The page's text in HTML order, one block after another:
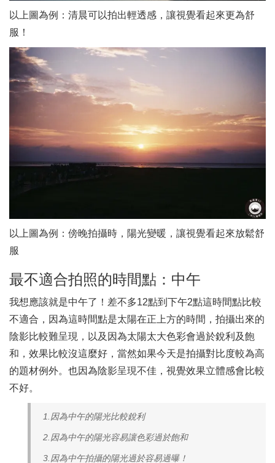
以上圖為例：清晨可以拍出輕透感，讓視覺看起來更為舒
服！
以上圖為例：傍晚拍攝時，陽光變暖，讓視覺看起來放鬆舒
服
最不適合拍照的時間點：中午
我想應該就是中午了！差不多12點到下午2點這時間點比較
不適合，因為這時間點是太陽在正上方的時間，拍攝出來的
陰影比較難呈現，以及因為太陽太大色彩會過於銳利及飽
和，效果比較沒這麼好，當然如果今天是拍攝對比度較為高
的題材例外。也因為陰影呈現不佳，視覺效果立體感會比較
不好。
1.因為中午的陽光比較銳利
2.因為中午的陽光容易讓色彩過於飽和
3.因為中午拍攝的陽光過於容易過曝！